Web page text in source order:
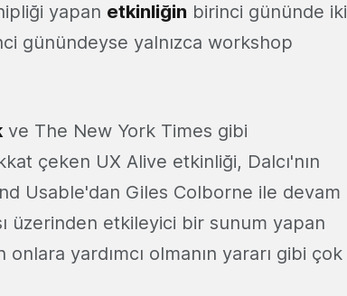
yapan etkinliğin birinci gününde iki
günündeyse yalnızca workshop
ve The New York Times gibi
çeken UX Alive etkinliği, Dalcı'nın
Usable'dan Giles Colborne ile devam
üzerinden etkileyici bir sunum yapan
yardımcı olmanın yararı gibi çok